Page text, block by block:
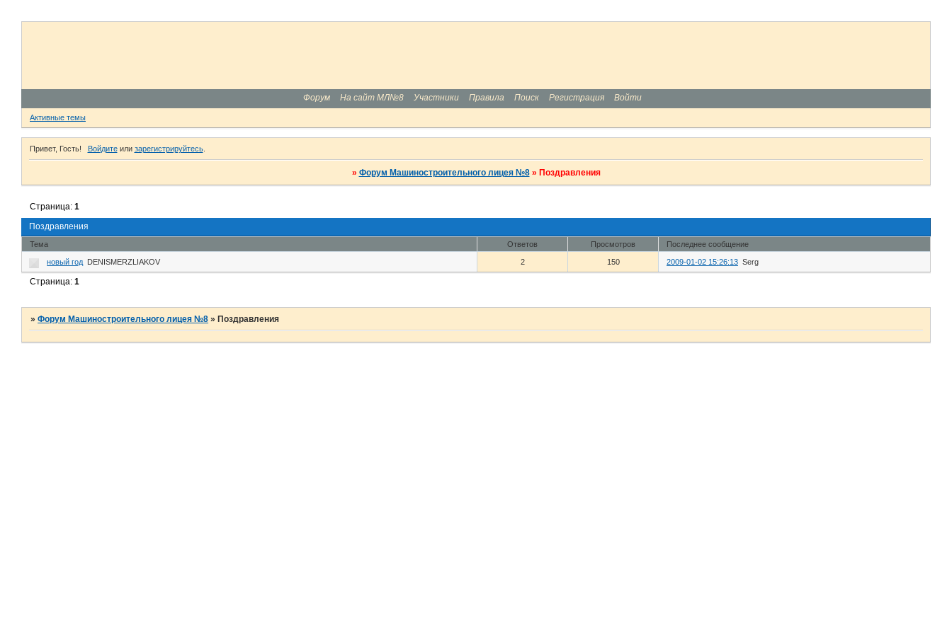
Форум На сайт МЛ№8 Участники Правила Поиск Регистрация Войти
Активные темы
Привет, Гость! Войдитеили зарегистрируйтесь.
» Форум Машиностроительного лицея №8 » Поздравления
Поздравления
Страница:1
Тема Ответов Просмотров Последнее сообщение
новый год DENISMERZLIAKOV 2 150 2009-01-02 15:26:13 Serg
Страница:1
»Форум Машиностроительного лицея №8 » Поздравления